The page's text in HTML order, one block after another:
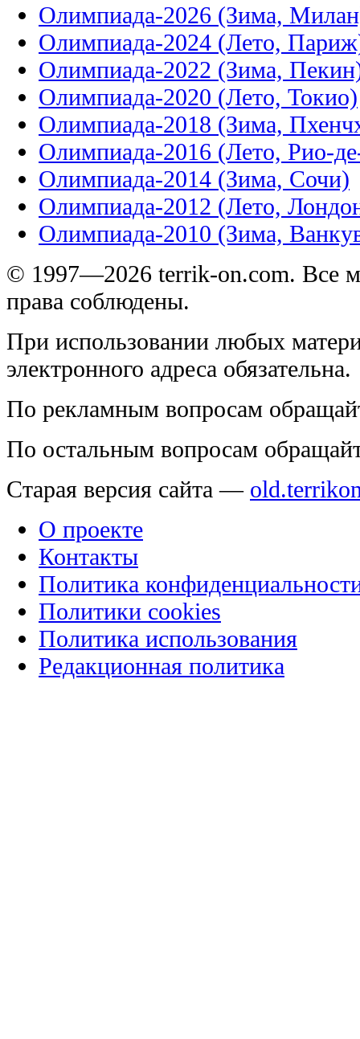
Олимпиада-2026 (Зима,
Олимпиада-2024 (Лето,
Олимпиада-2022 (Зима,
Олимпиада-2020 (Лето, Токио)
Олимпиада-2018 (Зима,
Олимпиада-2016 (Лето, Рио-
Олимпиада-2014 (Зима, Сочи)
Олимпиада-2012 (Лето,
Олимпиада-2010 (Зима,
© 1997—2026 terrik-on.com. Все
права соблюдены.
При использовании любых
электронного адреса обязательна.
По рекламным вопросам
По остальным вопросам
Старая версия сайта —
О проекте
Контакты
Политика
Политики cookies
Политика использования
Редакционная политика